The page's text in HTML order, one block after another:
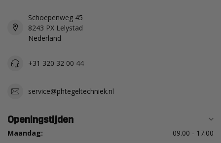
Schoepenweg 45
8243 PX Lelystad
Nederland
+31 320 32 00 44
service@phtegeltechniek.nl
Openingstijden
Maandag:
09.00 - 17.00